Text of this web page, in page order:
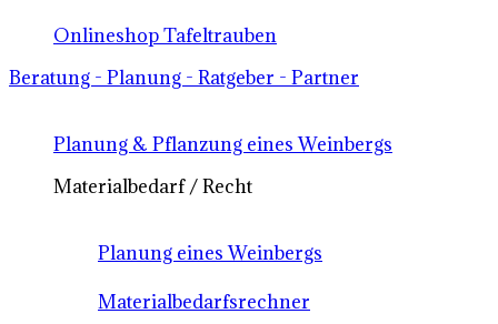
Onlineshop Tafeltrauben
Beratung - Planung - Ratgeber - Partner
Planung & Pflanzung eines Weinbergs
Materialbedarf / Recht
Planung eines Weinbergs
Materialbedarfsrechner